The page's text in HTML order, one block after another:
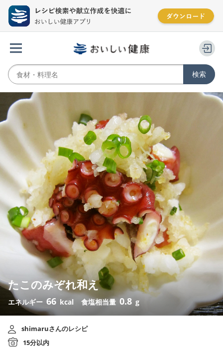
たこのみぞれ和え
エネルギー 66 kcal 食塩相当量 0.8 g
shimaruさんのレシピ
15分以内